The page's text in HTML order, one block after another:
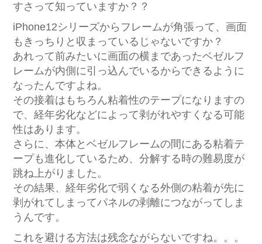
すさって知っていますか？？
iPhone12シリーズからフレームが角張って、画面
もきっちりと収まっているじゃないですか？
あれって前みたいに画面の横まであったベゼルフ
レームが内側に引っ込んでいるからできるように
なったんですよね。
その接着はもちろん粘着性のテープになりますの
で、経年劣化などによって剥がれやすくなる可能
性はあります。
さらに、本体とベゼルフレームの間にある粘着テ
ープも進化しているため、分解する時の難易度が
跳ね上がりました。
その結果、経年劣化で弱くなる外側の粘着が先に
剥がれてしまってパネルの剥離につながってしま
うんです。
これを避ける方法は残念ながらないですね。。。